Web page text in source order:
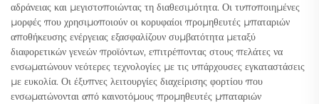
αδράνειας και μεγιστοποιώντας τη διαθεσιμότητα. Οι τυποποιημένες
μορφές που χρησιμοποιούν οι κορυφαίοι προμηθευτές μπαταριών
αποθήκευσης ενέργειας εξασφαλίζουν συμβατότητα μεταξύ
διαφορετικών γενεών προϊόντων, επιτρέποντας στους πελάτες να
ενσωματώνουν νεότερες τεχνολογίες με τις υπάρχουσες εγκαταστάσεις
με ευκολία. Οι έξυπνες λειτουργίες διαχείρισης φορτίου που
ενσωματώνονται από καινοτόμους προμηθευτές μπαταριών